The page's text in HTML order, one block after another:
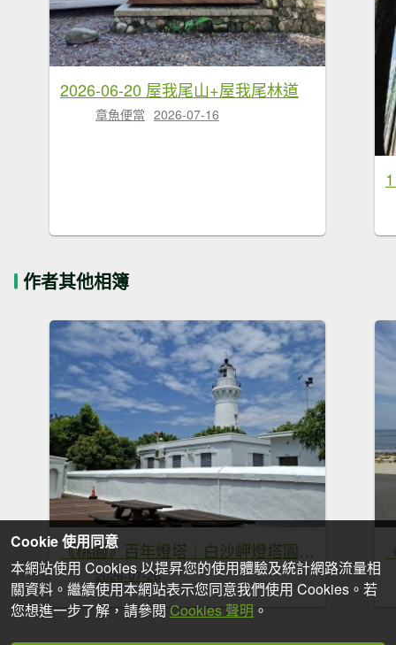
2026-06-20 屋我尾山+屋我尾林道
章魚便當 2026-07-16
作者其他相簿
《桃園》百年燈塔｜白沙岬燈塔園區步道20260725
2026-07-26
Cookie 使用同意
本網站使用 Cookies 以提昇您的使用體驗及統計網路流量相
關資料。繼續使用本網站表示您同意我們使用 Cookies。若
您想進一步了解，請參閱 Cookies 聲明 。